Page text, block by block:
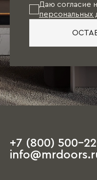
Даю согласие
персональных
+7 (800) 500-